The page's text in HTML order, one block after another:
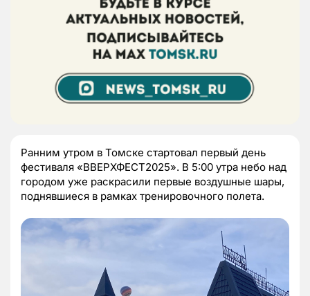
Ранним утром в Томске стартовал первый день
фестиваля «ВВЕРХФЕСТ2025». В 5:00 утра небо над
городом уже раскрасили первые воздушные шары,
поднявшиеся в рамках тренировочного полета.